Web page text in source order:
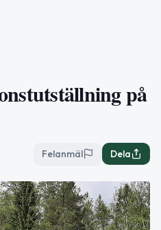
på
Felanmäl Dela